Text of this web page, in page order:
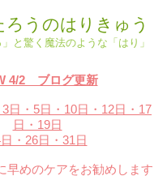
ろうのはりきゅう
」と驚く魔法のような「はり」
4/2 ブログ更新
日・5日・10日・12日・17
日・19日
・26日・31日
早めのケアをお勧めします